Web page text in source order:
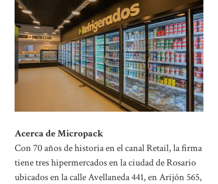
Acerca de Micropack
Con 70 años de historia en el canal Retail, la firma
tiene tres hipermercados en la ciudad de Rosario
ubicados en la calle Avellaneda 441, en Arijón 565,